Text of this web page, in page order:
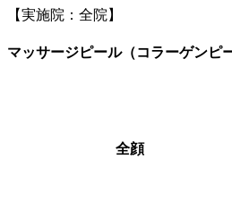
【実施院：全院】
マッサージピール（コラーゲンピ
全顔